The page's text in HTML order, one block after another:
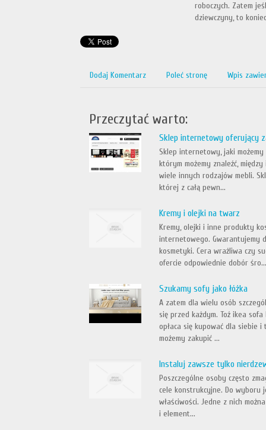
roboczych. Zatem
dziewczyny, to
Dodaj Komentarz Poleć stronę Wpis
Przeczytać warto:
Sklep internetowy oferujący
Sklep internetowy, jaki
którym możemy znaleźć,
wiele innych rodzajów mebli.
której z całą pewn...
Kremy i olejki na twarz
Kremy, olejki i inne produkty
internetowego. Gwarantujemy
kosmetyki. Cera wrażliwa czy
ofercie odpowiednie dobór
Szukamy sofy jako łóżka
A zatem dla wielu osób
się przed każdym. Toź ikea
opłaca się kupować dla siebie
możemy zakupić ...
Instaluj zawsze tylko
Poszczególne osoby często
cele konstrukcyjne. Do wyboru
właściwości. Jedne z nich
i element...